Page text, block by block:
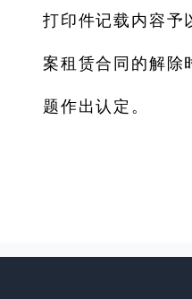
打印件记载内容予
案租赁合同的解除
题作出认定。